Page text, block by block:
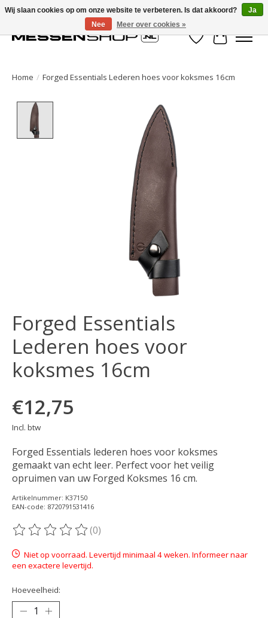
Verlanglijst
Home / Forged Essentials Lederen hoes voor koksmes 16cm
Product image slideshow Items
Forged Essentials
Lederen hoes voor
koksmes 16cm
€12,75
Incl. btw
Forged Essentials lederen hoes voor koksmes
gemaakt van echt leer. Perfect voor het veilig
opruimen van uw Forged Koksmes 16 cm.
Artikelnummer: K37150
EAN-code: 8720791531416
De beoordeling van dit product is
(0)
Niet op voorraad. Levertijd minimaal 4 weken. Informeer naar
een exactere levertijd.
Hoeveelheid:
Wij slaan cookies op om onze website te verbeteren. Is dat akkoord?
Ja
Nee
Meer over cookies »